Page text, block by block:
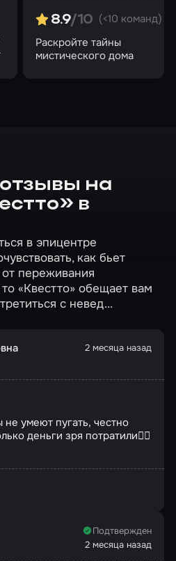
двоих
До 10 человек
человек
До 7 человек
формат
8.9/10 (<10 команд)
Раскройте тайны
мистического дома
на
в
в эпицентре
как бьет
переживания
«Квестто» обещает вам
с невед...
2 месяца назад
не умеют пугать, честно
деньги зря потратили🤦‍♀️
Подтвержден
2 месяца назад